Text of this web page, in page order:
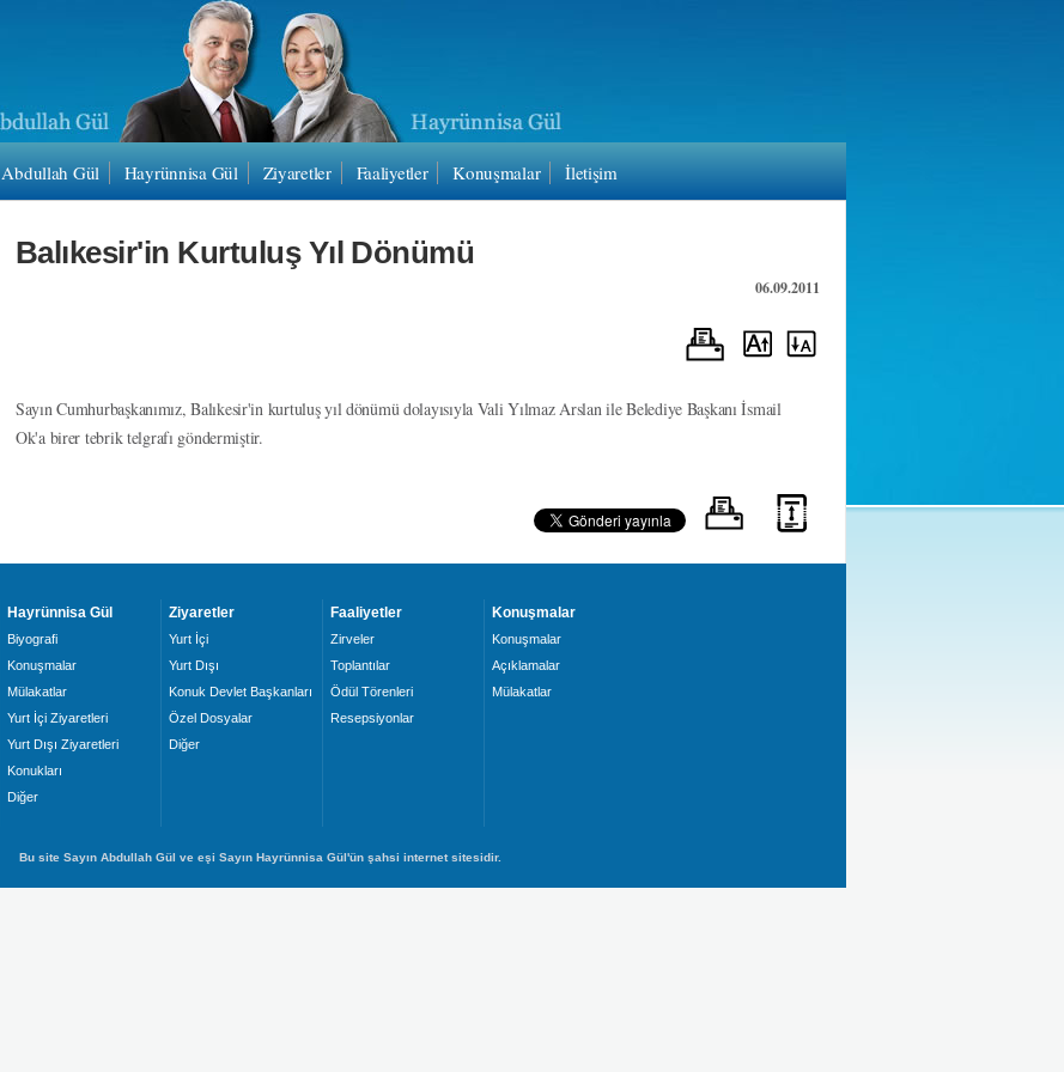
Abdullah Gül Hayrünnisa Gül Ziyaretler Faaliyetler Konuşmalar İletişim
Balıkesir'in Kurtuluş Yıl Dönümü
06.09.2011
Sayın Cumhurbaşkanımız, Balıkesir'in kurtuluş yıl dönümü dolayısıyla Vali Yılmaz Arslan ile Belediye Başkanı İsmail
Ok'a birer tebrik telgrafı göndermiştir.
Hayrünnisa Gül
Biyografi
Konuşmalar
Mülakatlar
Yurt İçi Ziyaretleri
Yurt Dışı Ziyaretleri
Konukları
Diğer
Ziyaretler
Yurt İçi
Yurt Dışı
Konuk Devlet Başkanları
Özel Dosyalar
Diğer
Faaliyetler
Zirveler
Toplantılar
Ödül Törenleri
Resepsiyonlar
Konuşmalar
Konuşmalar
Açıklamalar
Mülakatlar
Bu site Sayın Abdullah Gül ve eşi Sayın Hayrünnisa Gül'ün şahsi internet sitesidir.